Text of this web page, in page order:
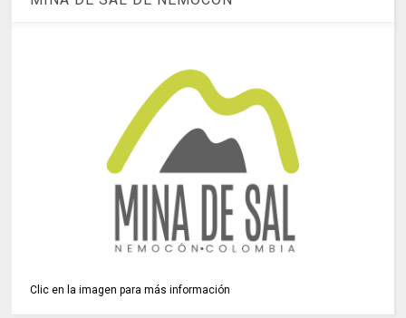
Clic en la imagen para más información